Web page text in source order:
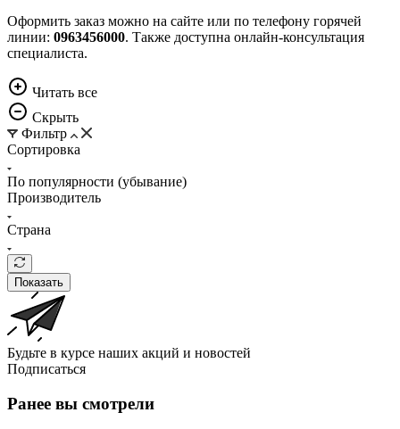
Оформить заказ можно на сайте или по телефону горячей
линии: 0963456000. Также доступна онлайн-консультация
специалиста.
Читать всe
Скрыть
Фильтр
Сортировка
По популярности (убывание)
Производитель
Страна
Показать
Будьте в курсе наших акций и новостей
Подписаться
Ранее вы смотрели